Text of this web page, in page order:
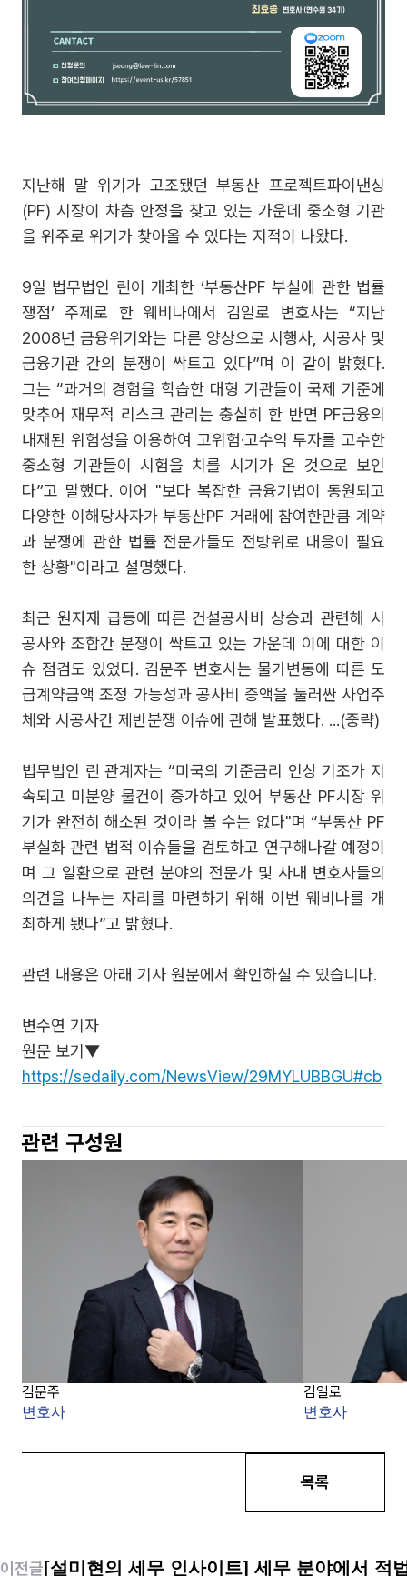
지난해 말 위기가 고조됐던 부동산 프로젝트파이낸싱
(PF) 시장이 차츰 안정을 찾고 있는 가운데 중소형 기관
을 위주로 위기가 찾아올 수 있다는 지적이 나왔다.
9일 법무법인 린이 개최한 ‘부동산PF 부실에 관한 법률
쟁점’ 주제로 한 웨비나에서 김일로 변호사는 “지난
2008년 금융위기와는 다른 양상으로 시행사, 시공사 및
금융기관 간의 분쟁이 싹트고 있다”며 이 같이 밝혔다.
그는 “과거의 경험을 학습한 대형 기관들이 국제 기준에
맞추어 재무적 리스크 관리는 충실히 한 반면 PF금융의
내재된 위험성을 이용하여 고위험·고수익 투자를 고수한
중소형 기관들이 시험을 치를 시기가 온 것으로 보인
다”고 말했다. 이어 "보다 복잡한 금융기법이 동원되고
다양한 이해당사자가 부동산PF 거래에 참여한만큼 계약
과 분쟁에 관한 법률 전문가들도 전방위로 대응이 필요
한 상황"이라고 설명했다.
최근 원자재 급등에 따른 건설공사비 상승과 관련해 시
공사와 조합간 분쟁이 싹트고 있는 가운데 이에 대한 이
슈 점검도 있었다. 김문주 변호사는 물가변동에 따른 도
급계약금액 조정 가능성과 공사비 증액을 둘러싼 사업주
체와 시공사간 제반분쟁 이슈에 관해 발표했다. ...(중략)
법무법인 린 관계자는 “미국의 기준금리 인상 기조가 지
속되고 미분양 물건이 증가하고 있어 부동산 PF시장 위
기가 완전히 해소된 것이라 볼 수는 없다"며 “부동산 PF
부실화 관련 법적 이슈들을 검토하고 연구해나갈 예정이
며 그 일환으로 관련 분야의 전문가 및 사내 변호사들의
의견을 나누는 자리를 마련하기 위해 이번 웨비나를 개
최하게 됐다”고 밝혔다.
관련 내용은 아래 기사 원문에서 확인하실 수 있습니다.
변수연 기자
원문 보기▼
https://sedaily.com/NewsView/29MYLUBBGU#cb
관련 구성원
김문주
변호사
김일로
변호사
목록
이전글[설미현의 세무 인사이트] 세무 분야에서 적